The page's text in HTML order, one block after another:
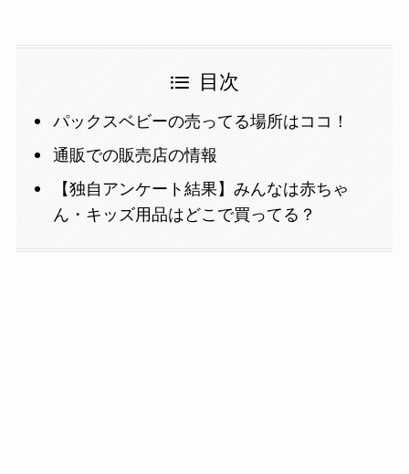
目次
パックスベビーの売ってる場所はココ！
通販での販売店の情報
【独自アンケート結果】みんなは赤ちゃ
ん・キッズ用品はどこで買ってる？